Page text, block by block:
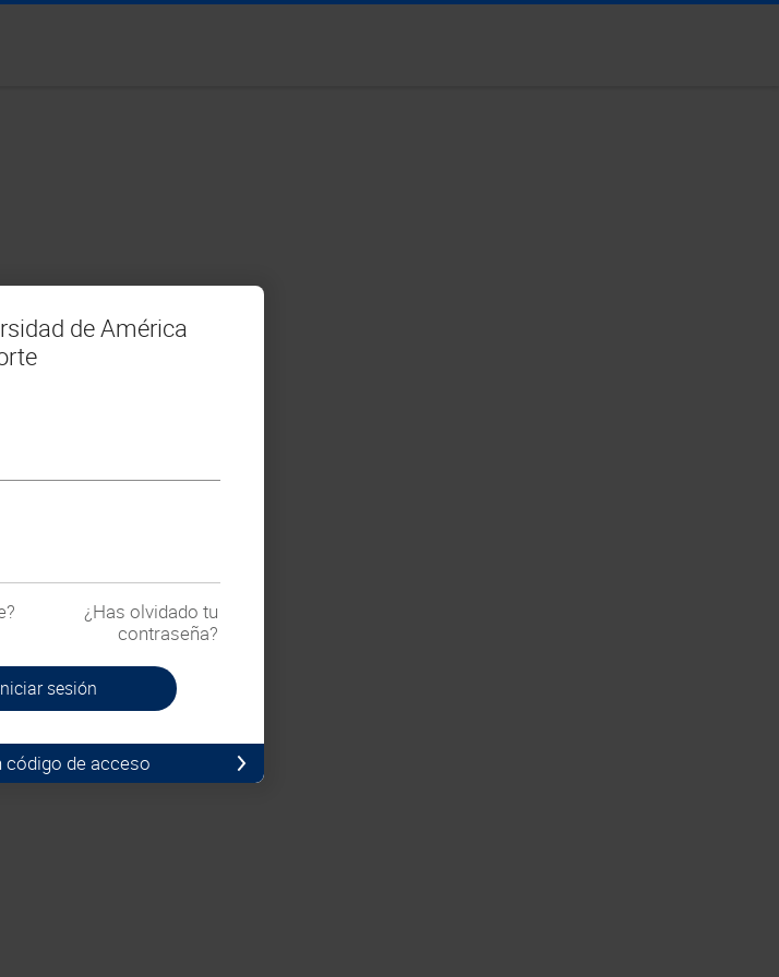
de América
¿Has olvidado tu
contraseña?
sesión
código de acceso